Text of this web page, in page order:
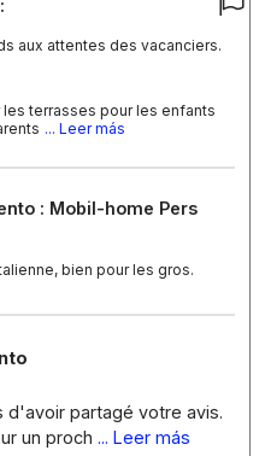
aux attentes des vacanciers.
terrasses pour les enfants
... Leer más
: Mobil-home Pers
bien pour les gros.
d'avoir partagé votre avis.
un proch ... Leer más